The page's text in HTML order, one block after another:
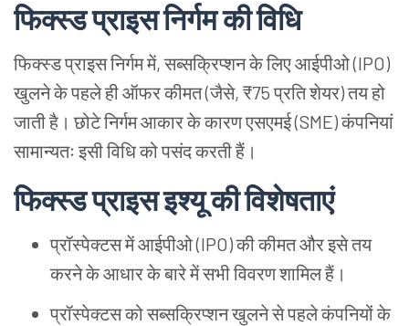
फिक्स्डप्राइसनिर्गमकीविधि
फिक्स्डप्राइसनिर्गममें,सब्सक्रिप्शनकेलिएआईपीओ(IPO)
खुलनेकेपहलेहीऑफरकीमत(जैसे, ₹75प्रतिशेयर)तयहो
जातीहै। छोटेनिर्गमआकारकेकारणएसएमई(SME)कंपनियां
सामान्यतः इसीविधिकोपसंदकरतीहैं।
फिक्स्डप्राइसइश्यूकीविशेषताएं
प्रॉस्पेक्टसमेंआईपीओ(IPO)कीकीमतऔरइसेतय
करनेकेआधारकेबारेमेंसभीविवरणशामिलहैं।
प्रॉस्पेक्टसकोसब्सक्रिप्शनखुलनेसेपहलेकंपनियोंके